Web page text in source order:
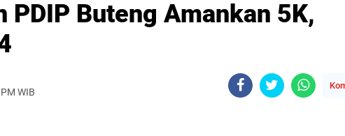
PDIP Buteng Amankan 5K,
WIB